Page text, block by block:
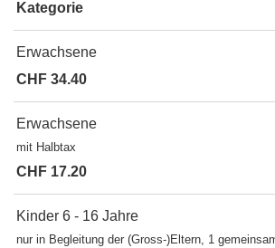
Kategorie
Erwachsene
CHF 34.40
Erwachsene
mit Halbtax
CHF 17.20
Kinder 6 - 16 Jahre
nur in Begleitung der (Gross-)Eltern, 1